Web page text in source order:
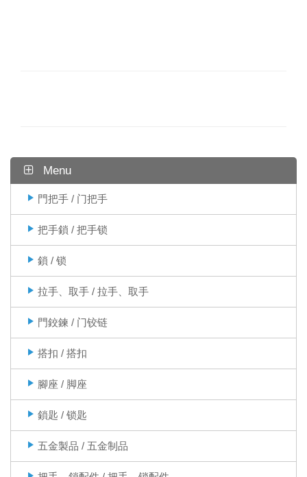
Menu
門把手 / 门把手
把手鎖 / 把手锁
鎖 / 锁
拉手、取手 / 拉手、取手
門鉸鍊 / 门铰链
搭扣 / 搭扣
腳座 / 脚座
鎖匙 / 锁匙
五金製品 / 五金制品